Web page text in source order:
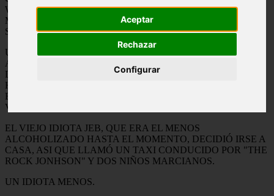
Aceptar
Rechazar
Configurar
WALDO'SMR PARA SUS OOMPAH-LOOMPAHS,
MIENTRAS QUE LA CASA DE ESTE ERA DE CHOCOLATE
SUIZO IMPORTADO.
UN BUEN DIA, ALARIC SALTZMAN INVITÓ A LOS 4
AMIGOS IDIOTAS AL EXCLUSIVO CLUB: ALARIC'S
DESVAN. BAILARON, BEBIERON Y SE DROGARON
HASTA QUE LOS SACARON DEL CLUB POR
ESCANDALOZOS Y SE FUERON A SEGUIR LA FIESTA AL
VADO QUE ESTABA AL LADO DE LA MANSION WONKA.
EL VIEJO IDIOTA JEB, QUE ERA EL MENOS
ALCOHOLIZADO HASTA EL MOMENTO, DECIDIÓ IRSE A
CASA, ASI QUE LLAMÓ UN TAXI CONDUCIDO POR "THE
ROCK JONHSON" Y DOS NIÑOS MARCIANOS.
UN IDIOTA MENOS.